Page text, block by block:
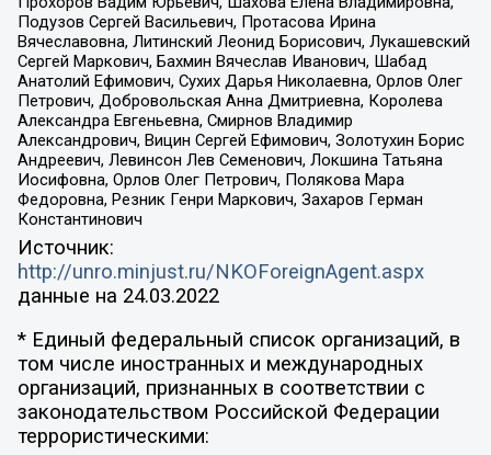
Подузов Сергей Васильевич, Протасова Ирина
Вячеславовна, Литинский Леонид Борисович, Лукашевский
Сергей Маркович, Бахмин Вячеслав Иванович, Шабад
Анатолий Ефимович, Сухих Дарья Николаевна, Орлов Олег
Петрович, Добровольская Анна Дмитриевна, Королева
Александра Евгеньевна, Смирнов Владимир
Александрович, Вицин Сергей Ефимович, Золотухин Борис
Андреевич, Левинсон Лев Семенович, Локшина Татьяна
Иосифовна, Орлов Олег Петрович, Полякова Мара
Федоровна, Резник Генри Маркович, Захаров Герман
Константинович
Источник:
http://unro.minjust.ru/NKOForeignAgent.aspx
данные на 24.03.2022
* Единый федеральный список организаций, в
том числе иностранных и международных
организаций, признанных в соответствии с
законодательством Российской Федерации
террористическими: